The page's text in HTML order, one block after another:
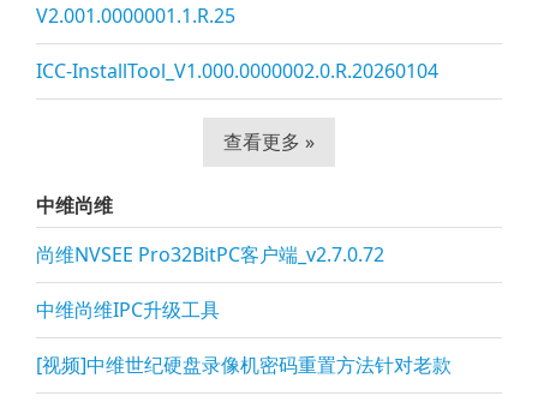
V2.001.0000001.1.R.25
ICC-InstallTool_V1.000.0000002.0.R.20260104
查看更多 »
中维尚维
尚维NVSEE Pro32BitPC客户端_v2.7.0.72
中维尚维IPC升级工具
[视频]中维世纪硬盘录像机密码重置方法针对老款